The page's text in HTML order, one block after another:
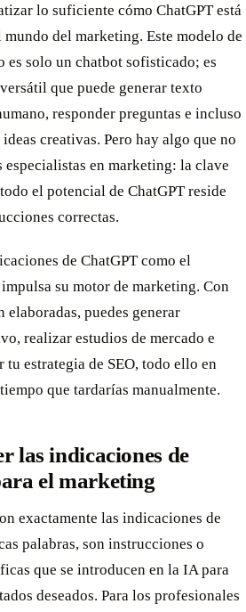
lo suficiente cómo ChatGPT está
del marketing. Este modelo de
es solo un chatbot sofisticado; es
que puede generar texto
responder preguntas e incluso
creativas. Pero hay algo que no
especialistas en marketing: la clave
el potencial de ChatGPT reside
correctas.
de ChatGPT como el
su motor de marketing. Con
elaboradas, puedes generar
realizar estudios de mercado e
estrategia de SEO, todo ello en
que tardarías manualmente.
las indicaciones de
el marketing
exactamente las indicaciones de
palabras, son instrucciones o
que se introducen en la IA para
deseados. Para los profesionales